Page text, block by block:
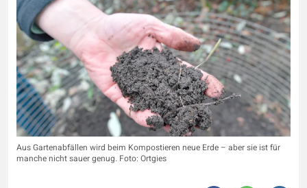
Aus Gartenabfällen wird beim Kompostieren neue Erde – aber sie ist für
manche nicht sauer genug. Foto: Ortgies